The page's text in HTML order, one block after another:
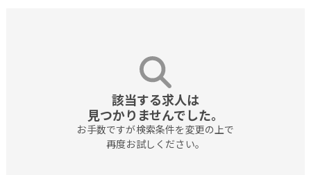
該当する求人は
見つかりませんでした。
お手数ですが検索条件を変更の上で
再度お試しください。